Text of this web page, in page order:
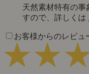
天然素材特有の事
すので、詳しくは
お客様からのレビュ